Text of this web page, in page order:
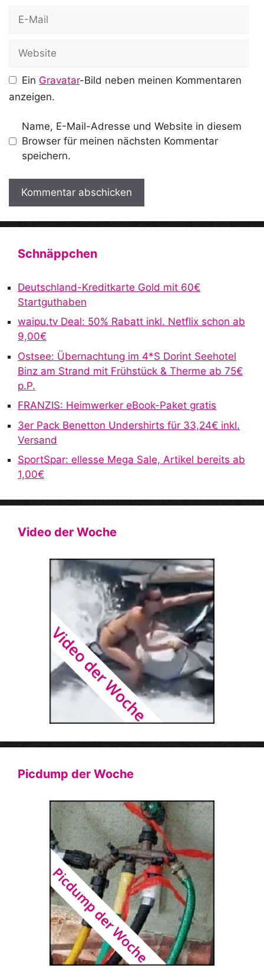
Mail
Ein Gravatar-Bild neben meinen Kommentaren
anzeigen.
Name, E-Mail-Adresse und Website in diesem
Browser für meinen nächsten Kommentar
speichern.
A
n
t
Schnäppchen
Deutschland-Kreditkarte Gold mit 60€
Startguthaben
waipu.tv Deal: 50% Rabatt inkl. Netflix schon ab
9,00€
Ostsee: Übernachtung im 4*S Dorint Seehotel
Binz am Strand mit Frühstück & Therme ab 75€
p.P.
FRANZIS: Heimwerker eBook-Paket gratis
3er Pack Benetton Undershirts für 33,24€ inkl.
Versand
SportSpar: ellesse Mega Sale, Artikel bereits ab
1,00€
Video der Woche
Picdump der Woche